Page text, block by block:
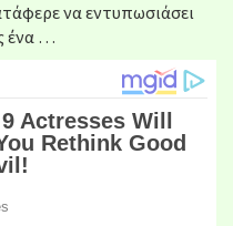
να εντυπωσιάσει
ένα …